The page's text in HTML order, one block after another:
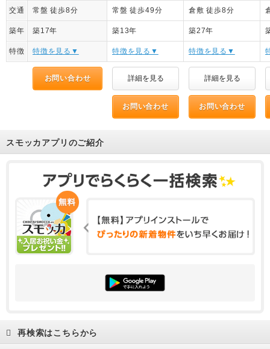
交通 常盤 徒歩8分 常盤 徒歩49分 倉敷 徒歩8分
築年 築17年 築13年 築27年
特徴 特徴を見る▼ 特徴を見る▼ 特徴を見る▼
お問い合わせ 詳細を見る 詳細を見る
お問い合わせ お問い合わせ
スモッカアプリのご紹介
再検索はこちらから